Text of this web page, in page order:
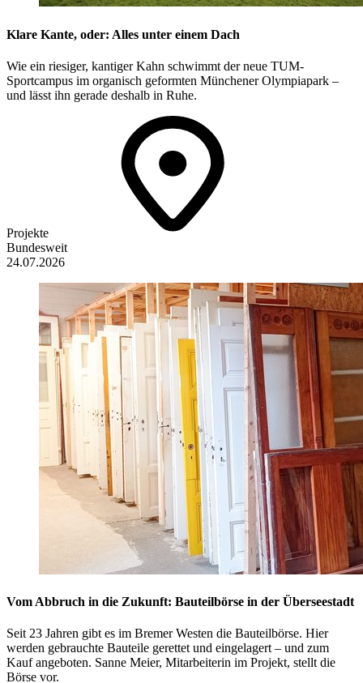
Klare Kante, oder: Alles unter einem Dach
Wie ein riesiger, kantiger Kahn schwimmt der neue TUM-
Sportcampus im organisch geformten Münchener Olympiapark –
und lässt ihn gerade deshalb in Ruhe.
Projekte
Bundesweit
24.07.2026
Vom Abbruch in die Zukunft: Bauteilbörse in der Überseestadt
Seit 23 Jahren gibt es im Bremer Westen die Bauteilbörse. Hier
werden gebrauchte Bauteile gerettet und eingelagert – und zum
Kauf angeboten. Sanne Meier, Mitarbeiterin im Projekt, stellt die
Börse vor.